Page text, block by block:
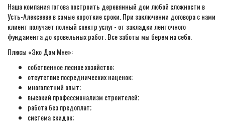
Наша компания готова построить деревянный дом любой сложности в
Усть-Алексееве в самые короткие сроки. При заключении договора с нами
клиент получает полный спектр услуг - от закладки ленточного
фундамента до кровельных работ. Все заботы мы берем на себя.
Плюсы «Эко Дом Мне»:
собственное лесное хозяйство;
отсутствие посреднических наценок;
многолетний опыт;
высокий профессионализм строителей;
работа без предоплат;
система скидок;